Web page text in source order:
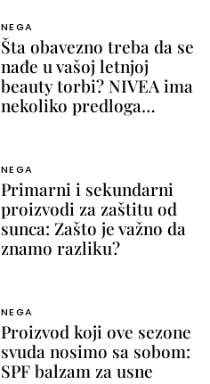
NEGA
Šta obavezno treba da se
nađe u vašoj letnjoj
beauty torbi? NIVEA ima
nekoliko predloga…
NEGA
Primarni i sekundarni
proizvodi za zaštitu od
sunca: Zašto je važno da
znamo razliku?
NEGA
Proizvod koji ove sezone
svuda nosimo sa sobom:
SPF balzam za usne